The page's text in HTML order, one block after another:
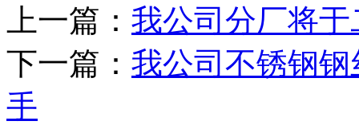
上一篇： 我公司分厂将
下一篇： 我公司不锈钢
手